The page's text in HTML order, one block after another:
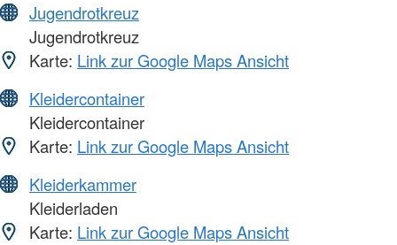
Jugendrotkreuz
Jugendrotkreuz
Karte: Link zur Google Maps Ansicht
Kleidercontainer
Kleidercontainer
Karte: Link zur Google Maps Ansicht
Kleiderkammer
Kleiderladen
Karte: Link zur Google Maps Ansicht